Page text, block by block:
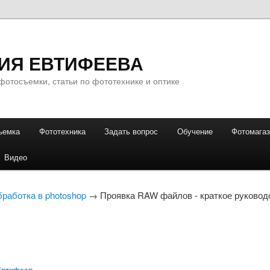
ЕВТИФЕЕВА
статьи по фототехнике и оптике
Фототехника Задать вопрос Обучение
Видео
в photoshop → Проявка RAW файлов - краткое